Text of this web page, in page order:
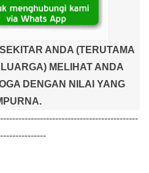
ANDA (TERUTAMA
MELIHAT ANDA
DENGAN NILAI YANG